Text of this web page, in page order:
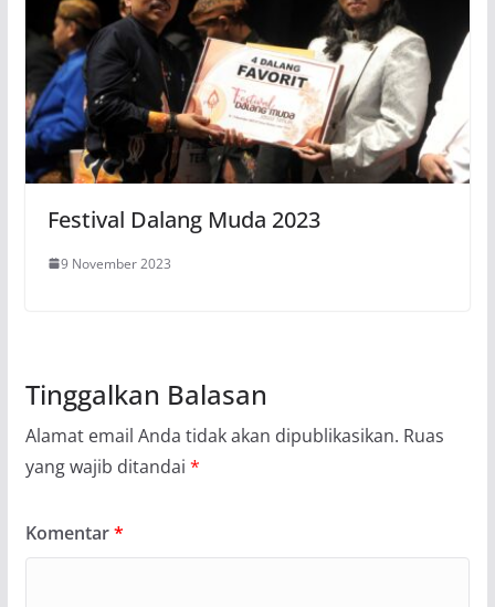
Festival Dalang Muda 2023
9 November 2023
Tinggalkan Balasan
Alamat email Anda tidak akan dipublikasikan. Ruas
yang wajib ditandai *
Komentar*